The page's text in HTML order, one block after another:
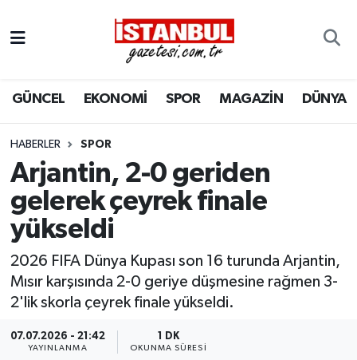
GÜNCEL EKONOMİ SPOR MAGAZİN DÜNYA
HABERLER SPOR
Arjantin, 2-0 geriden
gelerek çeyrek finale
yükseldi
2026 FIFA Dünya Kupası son 16 turunda Arjantin,
Mısır karşısında 2-0 geriye düşmesine rağmen 3-
2'lik skorla çeyrek finale yükseldi.
07.07.2026 - 21:42
YAYINLANMA
1 DK
OKUNMA SÜRESI
EKONOMİ
İSTANBUL
DÜNYA
SPOR
MAGAZİN
KÜLTÜR SANAT
SAĞLIK
Nöbetçi Eczaneler
Hava Durumu
Trafik Durumu
Süper Lig Puan Durumu ve Fikstür
Tüm Manşetler
Son Dakika Haberleri
Haber Arşivi